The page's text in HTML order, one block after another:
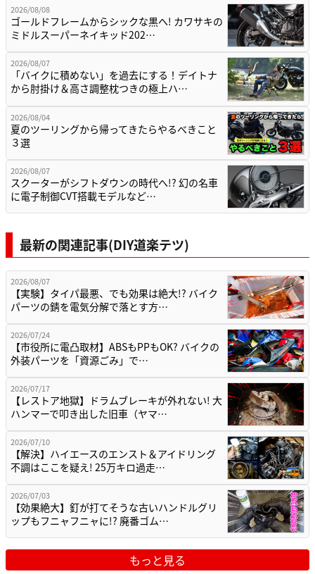
2026/08/08
ゴールドフレームからシックな黒へ! カワサキの
ミドルスーパーネイキッド202…
2026/08/07
「バイクに積めない」を過去にする！デイトナ
から肘掛け＆高さ調整枕つきの極上ハ…
2026/08/04
夏のツーリングから帰ってきたらやるべきこと
３選
2026/08/07
スクーターがシフトダウンの時代へ!? 幻の名車
に電子制御CVT搭載モデルなど…
最新の関連記事(DIY道楽テツ)
2026/08/07
【実験】タイパ最悪、でも効果は絶大!? バイク
パーツの錆を電気分解で落とす方…
2026/07/24
【市役所に電凸取材】ABSもPPもOK? バイクの
外装パーツを「資源ごみ」で…
2026/07/17
【レストア地獄】ドラムブレーキが外れない! 大
ハンマーで叩き出した旧車（ヤマ…
2026/07/10
【解決】ハイエースのエンスト＆アイドリング
不調はここを疑え! 25万キロ過走…
2026/07/03
【効果絶大】釘が打てそうな古いハンドルグリ
ップもフニャフニャに!? 廃番ゴム…
もっと見る